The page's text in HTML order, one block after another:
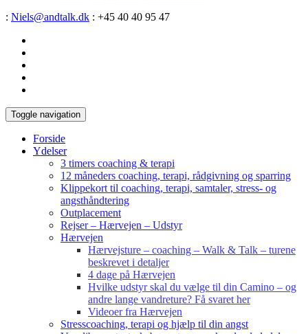
: Niels@andtalk.dk : +45 40 40 95 47
Toggle navigation
Forside
Ydelser
3 timers coaching & terapi
12 måneders coaching, terapi, rådgivning og sparring
Klippekort til coaching, terapi, samtaler, stress- og
angsthåndtering
Outplacement
Rejser – Hærvejen – Udstyr
Hærvejen
Hærvejsture – coaching – Walk & Talk – turene
beskrevet i detaljer
4 dage på Hærvejen
Hvilke udstyr skal du vælge til din Camino – og
andre lange vandreture? Få svaret her
Videoer fra Hærvejen
Stresscoaching, terapi og hjælp til din angst